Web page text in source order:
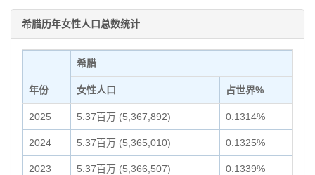
希腊历年女性人口总数统计
年份
希腊
女性人口 占世界%
2025 5.37百万 (5,367,892) 0.1314%
2024 5.37百万 (5,365,010) 0.1325%
2023 5.37百万 (5,366,507) 0.1339%